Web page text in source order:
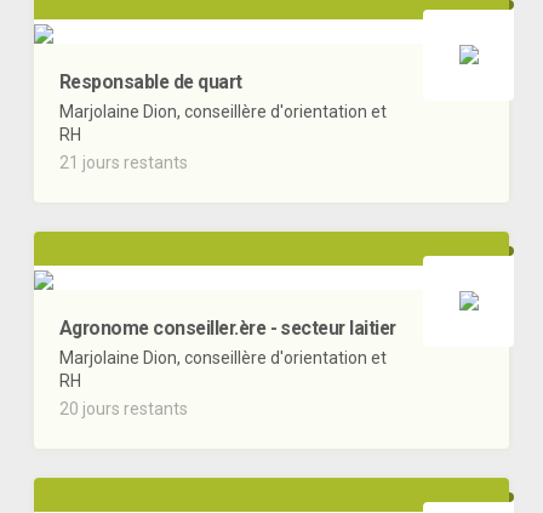
Responsable de quart
Marjolaine Dion, conseillère d'orientation et
RH
21 jours restants
Agronome conseiller.ère - secteur laitier
Marjolaine Dion, conseillère d'orientation et
RH
20 jours restants